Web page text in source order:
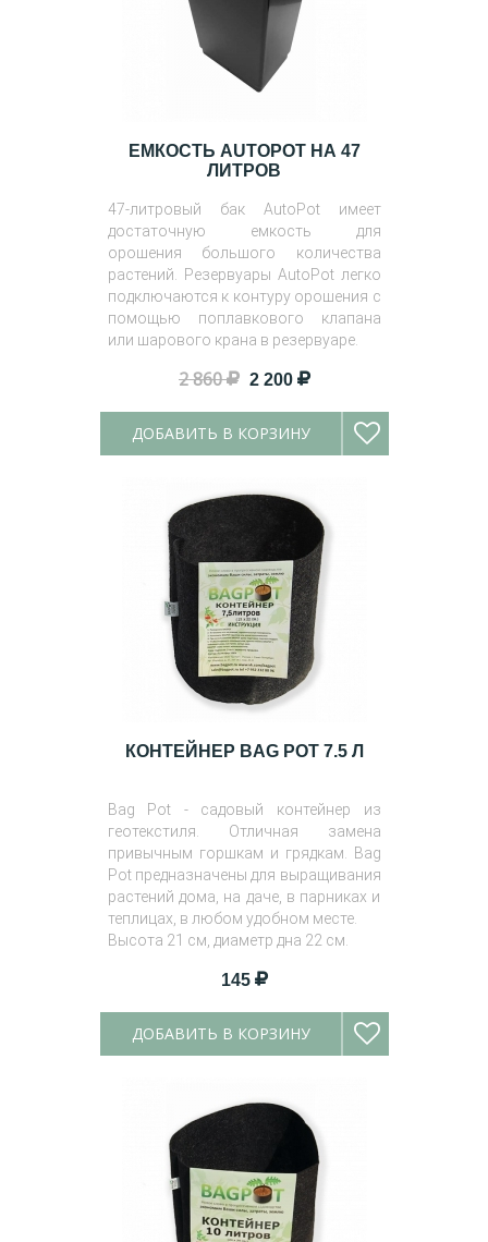
ЕМКОСТЬ AUTOPOT НА 47
ЛИТРОВ
47-литровый бак AutoPot имеет
достаточную емкость для
орошения большого количества
растений. Резервуары AutoPot легко
подключаются к контуру орошения с
помощью поплавкового клапана
или шарового крана в резервуаре.
2 860 2 200
ДОБАВИТЬ В КОРЗИНУ
КОНТЕЙНЕР BAG POT 7.5 Л
Bag Pot - садовый контейнер из
геотекстиля. Отличная замена
привычным горшкам и грядкам. Bag
Pot предназначены для выращивания
растений дома, на даче, в парниках и
теплицах, в любом удобном месте.
Высота 21 см, диаметр дна 22 см.
145
ДОБАВИТЬ В КОРЗИНУ